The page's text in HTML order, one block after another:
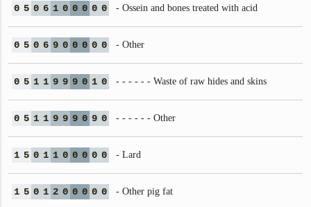
0 5 0 6 1 0 0 0 0 0 - Ossein and bones treated with acid
0 5 0 6 9 0 0 0 0 0 - Other
0 5 1 1 9 9 9 0 1 0 - - - - - - Waste of raw hides and skins
0 5 1 1 9 9 9 0 9 0 - - - - - - Other
1 5 0 1 1 0 0 0 0 0 - Lard
1 5 0 1 2 0 0 0 0 0 - Other pig fat